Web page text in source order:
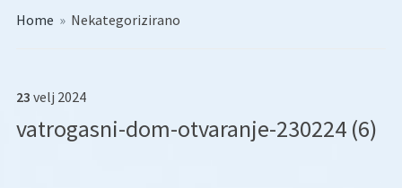
Home » Nekategorizirano
23 velj 2024
vatrogasni-dom-otvaranje-230224 (6)